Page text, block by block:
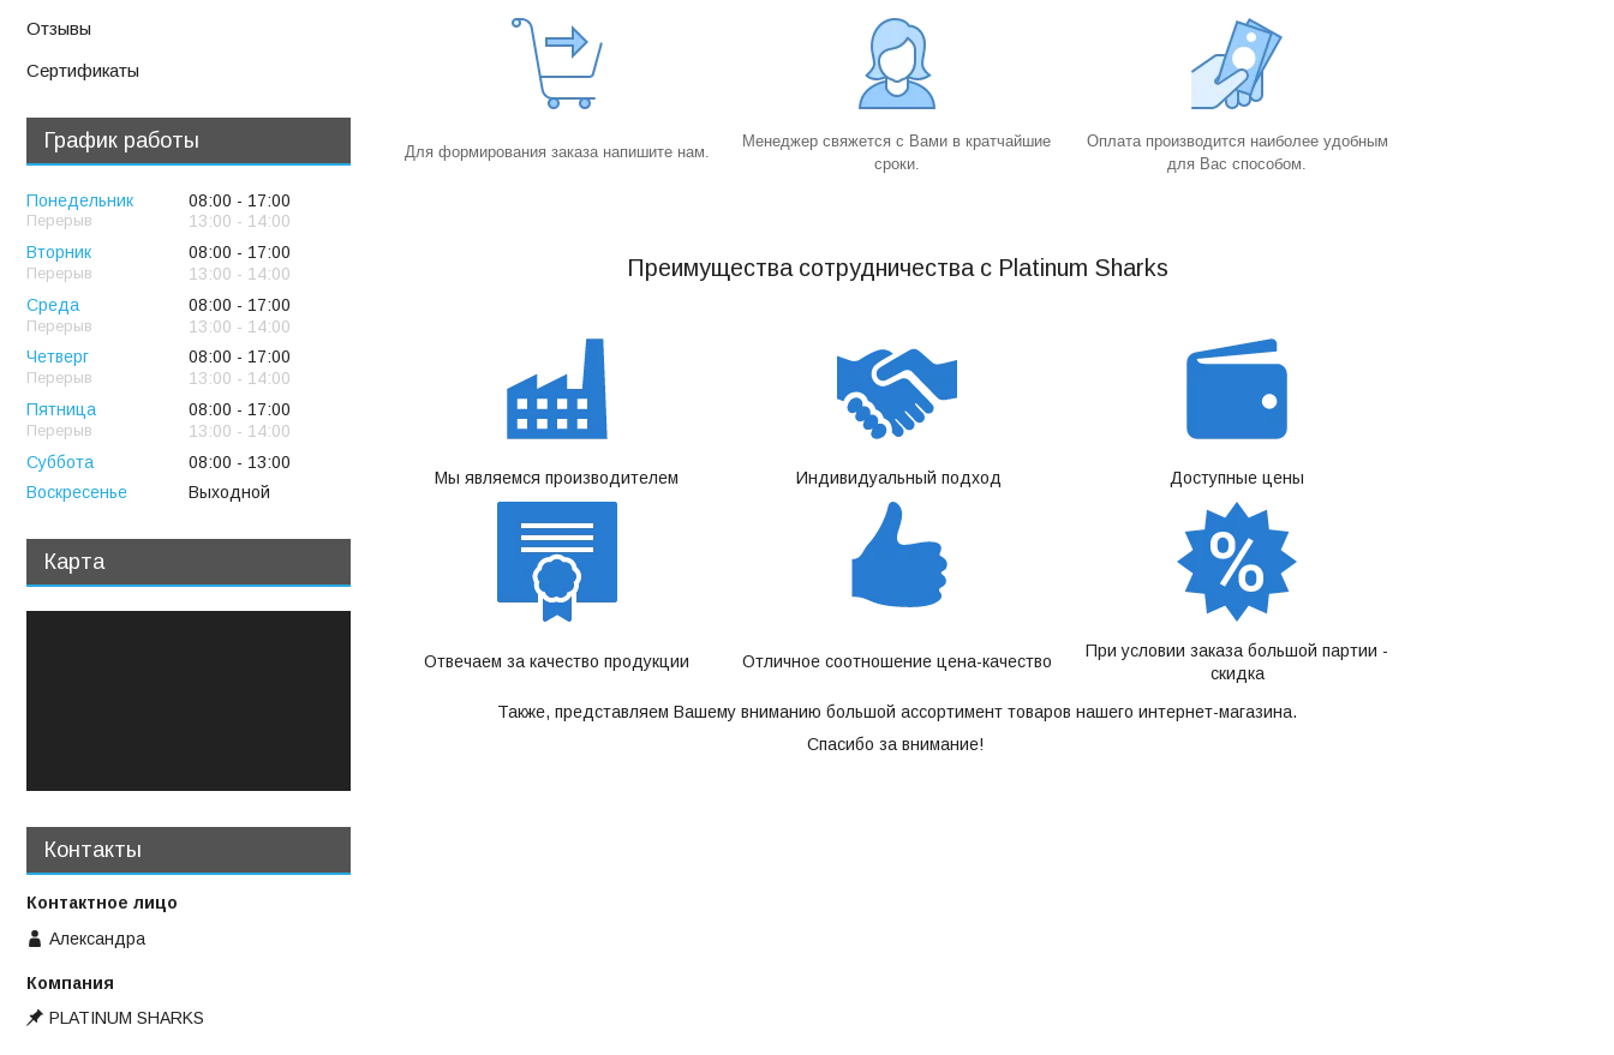
Для формирования заказа напишите нам.
Менеджер свяжется с Вами в кратчайшие
сроки.
Оплата производится наиболее удобным
для Вас способом.
Преимущества сотрудничества с Platinum Sharks
Мы являемся производителем Индивидуальный подход Доступные цены
Отвечаем за качество продукции Отличное соотношение цена-качество
При условии заказа большой партии -
скидка
Также, представляем Вашему вниманию большой ассортимент товаров нашего интернет-магазина.
Спасибо за внимание!
Отзывы
Сертификаты
График работы
Понедельник 08:00
17:00
13:00
14:00
Вторник
08:00
17:00
13:00
14:00
Среда
08:00
17:00
13:00
14:00
Четверг
08:00
17:00
13:00
14:00
Пятница
08:00
17:00
13:00
14:00
Суббота
08:00
13:00
Воскресенье
Выходной
Карта
Контакты
Александра
PLATINUM SHARKS